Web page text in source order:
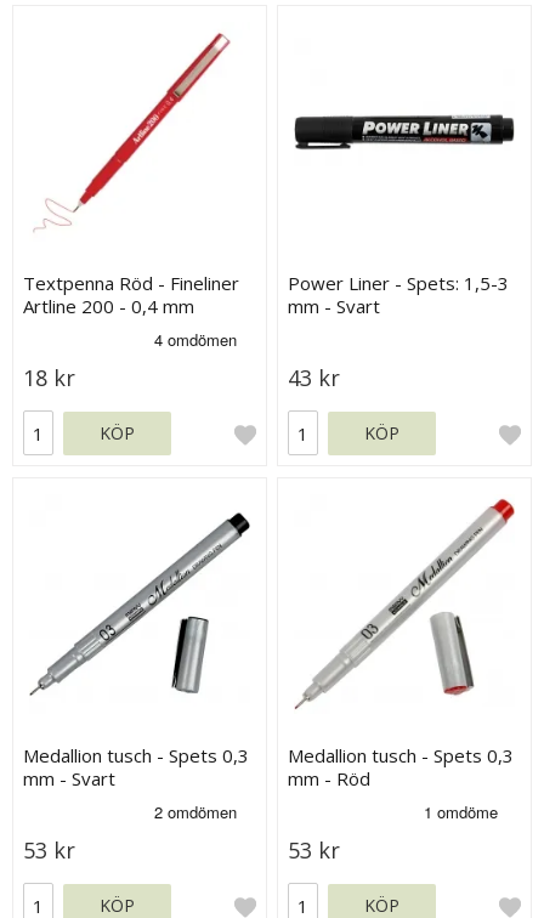
Textpenna Röd - Fineliner
Artline 200 - 0,4 mm
18 kr
KÖP
Power Liner - Spets: 1,5-3
mm - Svart
43 kr
KÖP
Medallion tusch - Spets 0,3
mm - Svart
53 kr
KÖP
Medallion tusch - Spets 0,3
mm - Röd
53 kr
KÖP